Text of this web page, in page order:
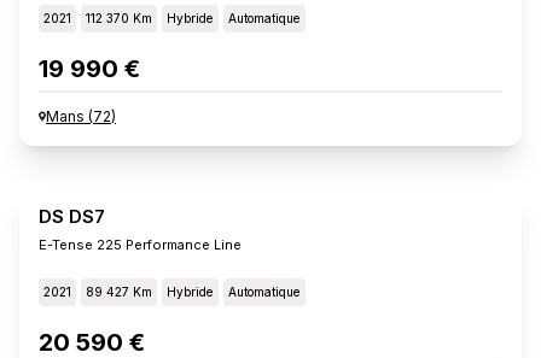
2021 112 370 Km Hybride Automatique
19 990 €
Mans (72)
DS DS7
E-Tense 225 Performance Line
2021 89 427 Km Hybride Automatique
20 590 €